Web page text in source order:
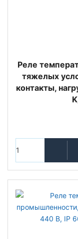
Реле
тяжелых
контакты,